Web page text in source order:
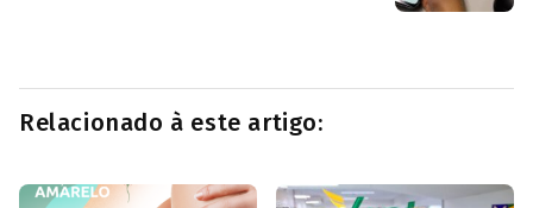
Relacionado à este artigo: